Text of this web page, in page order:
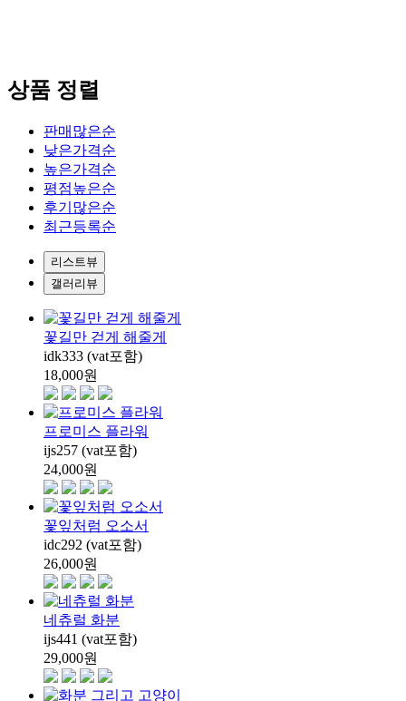
상품 정렬
판매많은순
낮은가격순
높은가격순
평점높은순
후기많은순
최근등록순
리스트뷰
갤러리뷰
꽃길만 걷게 해줄게
idk333 (vat포함)
18,000원
프로미스 플라워
ijs257 (vat포함)
24,000원
꽃잎처럼 오소서
idc292 (vat포함)
26,000원
네츄럴 화분
ijs441 (vat포함)
29,000원